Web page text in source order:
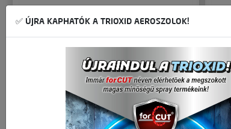
🛒 🚚 🟢
2 570,08 Ft
Bruttó ár: 3 264,00 Ft
✅ ÚJRA KAPHATÓK A TRIOXID AEROSZOLOK!